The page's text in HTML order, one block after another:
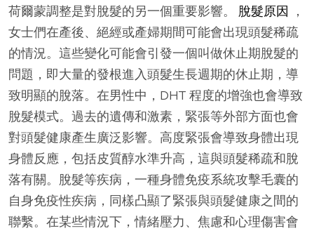
荷爾蒙調整是對脫髮的另一個重要影響。 脫髮原因 ，
女士們在產後、絕經或產婦期間可能會出現頭髮稀疏
的情況。這些變化可能會引發一個叫做休止期脫髮的
問題，即大量的發根進入頭髮生長週期的休止期，導
致明顯的脫落。在男性中，DHT 程度的增強也會導致
脫髮模式。過去的遺傳和激素，緊張等外部方面也會
對頭髮健康產生廣泛影響。高度緊張會導致身體出現
身體反應，包括皮質醇水準升高，這與頭髮稀疏和脫
落有關。脫髮等疾病，一種身體免疫系統攻擊毛囊的
自身免疫性疾病，同樣凸顯了緊張與頭髮健康之間的
聯繫。在某些情況下，情緒壓力、焦慮和心理傷害會